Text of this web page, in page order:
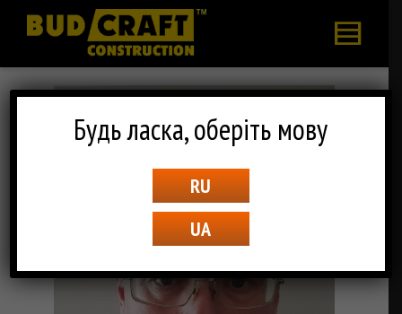
Будь ласка, оберіть мову
UA
RU